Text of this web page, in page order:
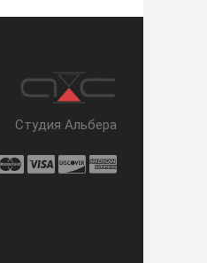
Студия Альбера